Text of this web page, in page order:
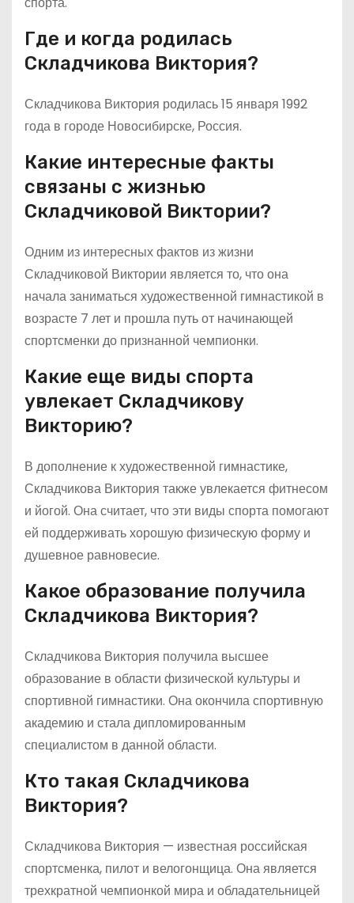
Где и когда родилась
Складчикова Виктория?
Складчикова Виктория родилась 15 января 1992
года в городе Новосибирске, Россия.
Какие интересные факты
связаны с жизнью
Складчиковой Виктории?
Одним из интересных фактов из жизни
Складчиковой Виктории является то, что она
начала заниматься художественной гимнастикой в
возрасте 7 лет и прошла путь от начинающей
спортсменки до признанной чемпионки.
Какие еще виды спорта
увлекает Складчикову
Викторию?
В дополнение к художественной гимнастике,
Складчикова Виктория также увлекается фитнесом
и йогой. Она считает, что эти виды спорта помогают
ей поддерживать хорошую физическую форму и
душевное равновесие.
Какое образование получила
Складчикова Виктория?
Складчикова Виктория получила высшее
образование в области физической культуры и
спортивной гимнастики. Она окончила спортивную
академию и стала дипломированным
специалистом в данной области.
Кто такая Складчикова
Виктория?
Складчикова Виктория — известная российская
спортсменка, пилот и велогонщица. Она является
трехкратной чемпионкой мира и обладательницей